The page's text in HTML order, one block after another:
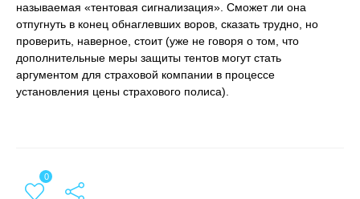
называемая «тентовая сигнализация». Сможет ли она
отпугнуть в конец обнаглевших воров, сказать трудно, но
проверить, наверное, стоит (уже не говоря о том, что
дополнительные меры защиты тентов могут стать
аргументом для страховой компании в процессе
установления цены страхового полиса).
0